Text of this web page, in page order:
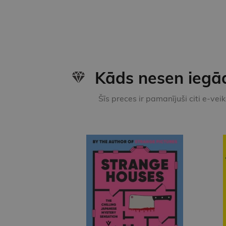
Kāds nesen
Šīs preces ir pamanījuši citi e-